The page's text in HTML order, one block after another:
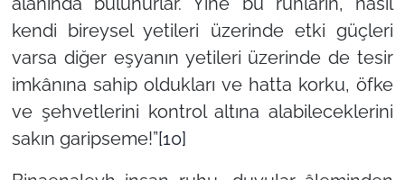
kendi bireysel yetileri üzerinde etki güçleri
varsa diğer eşyanın yetileri üzerinde de tesir
imkânına sahip oldukları ve hatta korku, öfke
ve şehvetlerini kontrol altına alabileceklerini
sakın garipseme!”[10]